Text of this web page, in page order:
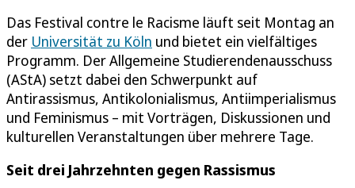
Das Festival contre le Racisme läuft seit Montag an
der Universität zu Köln und bietet ein vielfältiges
Programm. Der Allgemeine Studierendenausschuss
(AStA) setzt dabei den Schwerpunkt auf
Antirassismus, Antikolonialismus, Antiimperialismus
und Feminismus – mit Vorträgen, Diskussionen und
kulturellen Veranstaltungen über mehrere Tage.
Seit drei Jahrzehnten gegen Rassismus